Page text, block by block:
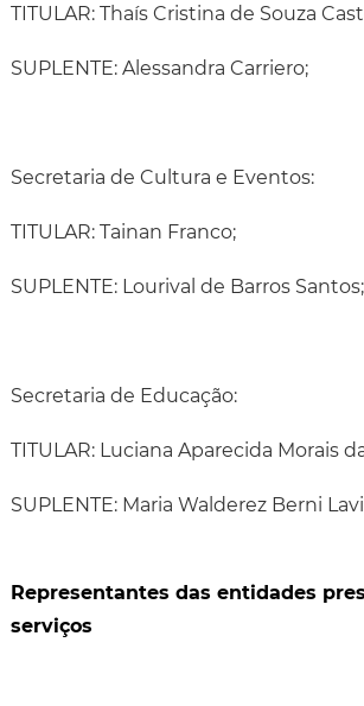
TITULAR: Thaís Cristina de Souza
SUPLENTE: Alessandra Carriero;
Secretaria de Cultura e Eventos:
TITULAR: Tainan Franco;
SUPLENTE: Lourival de Barros Santos;
Secretaria de Educação:
TITULAR: Luciana Aparecida Morais
SUPLENTE: Maria Walderez Berni
Representantes das entidades
serviços